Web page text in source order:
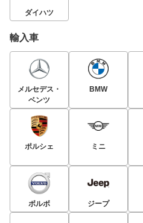
ダイハツ
輸入車
メルセデス・
ベンツ
BMW
ポルシェ ミニ
ボルボ ジープ